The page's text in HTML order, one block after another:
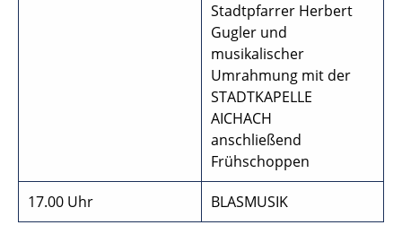
Stadtpfarrer Herbert
Gugler und
musikalischer
Umrahmung mit der
STADTKAPELLE
AICHACH
anschließend
Frühschoppen
17.00 Uhr BLASMUSIK